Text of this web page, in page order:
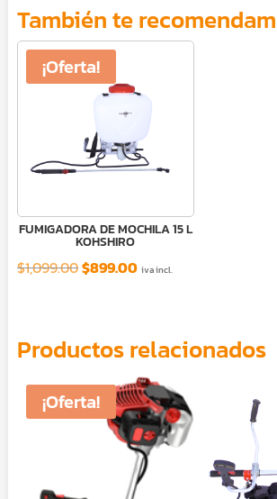
También te
¡Oferta!
FUMIGADORA DE MOCHILA 15 L
KOHSHIRO
$1,099.00El
era:
$899.00El
es:
iva incl.
Productos relacionados
¡Oferta!